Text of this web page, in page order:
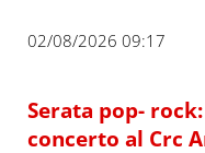
02/08/2026 09:17
Serata pop-
concerto al Crc